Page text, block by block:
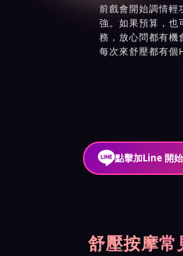
前戲會開始調情輕
強。如果預算，也
務，放心問都有機
每次來舒壓都有
點擊加Line 開
舒壓按摩常